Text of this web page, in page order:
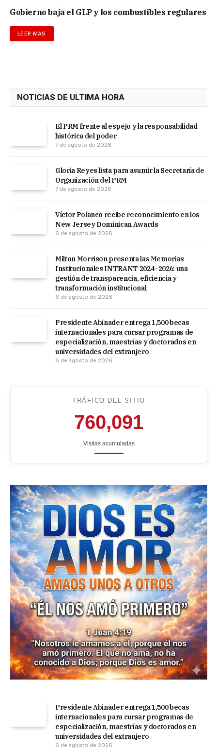
Gobierno baja el GLP y los combustibles regulares
LEER MÁS
NOTICIAS DE ULTIMA HORA
El PRM frente al espejo y la responsabilidad
histórica del poder
7 de agosto de 2026
Gloria Reyes lista para asumir la Secretaría de
Organización del PRM
7 de agosto de 2026
Víctor Polanco recibe reconocimiento en los
New Jersey Dominican Awards
6 de agosto de 2026
Milton Morrison presenta las Memorias
Institucionales INTRANT 2024–2026: una
gestión de transparencia, eficiencia y
transformación institucional
6 de agosto de 2026
Presidente Abinader entrega 1,500 becas
internacionales para cursar programas de
especialización, maestrías y doctorados en
universidades del extranjero
6 de agosto de 2026
TRÁFICO DEL SITIO
760,091
Visitas acumuladas
Presidente Abinader entrega 1,500 becas
internacionales para cursar programas de
especialización, maestrías y doctorados en
universidades del extranjero
6 de agosto de 2026